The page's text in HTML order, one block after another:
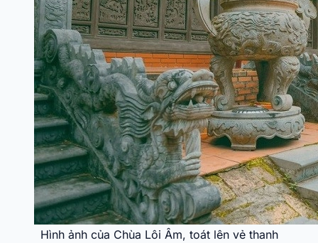
Hình ảnh của Chùa Lôi Âm, toát lên vẻ thanh